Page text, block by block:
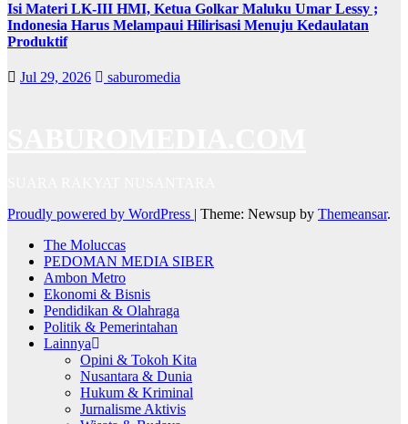
Isi Materi LK-III HMI, Ketua Golkar Maluku Umar Lessy ;
Indonesia Harus Melampaui Hilirisasi Menuju Kedaulatan
Produktif
Jul 29, 2026 saburomedia
Proudly powered by WordPress | Theme: Newsup by Themeansar.
The Moluccas
PEDOMAN MEDIA SIBER
Ambon Metro
Ekonomi & Bisnis
Pendidikan & Olahraga
Politik & Pemerintahan
Lainnya
Opini & Tokoh Kita
Nusantara & Dunia
Hukum & Kriminal
Jurnalisme Aktivis